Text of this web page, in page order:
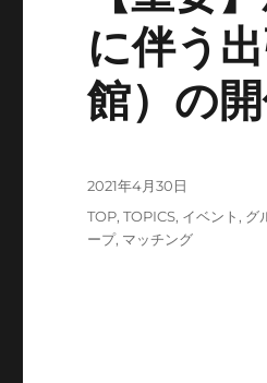
に伴う
館）の
投
2021年4月30日
カ
テ
TOP,TOPICS, イベント , グ
ープ, マッチング